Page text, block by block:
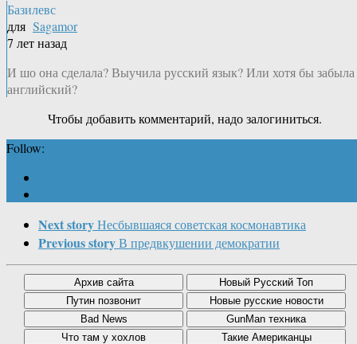
Базилевс
для Sagamor
7 лет назад
И шо она сделала? Выучила русский язык? Или хотя бы забыла
английский?
Чтобы добавить комментарий, надо залогиниться.
Follow:
Next storyНесбывшаяся советская космонавтика
Previous storyВ предвкушении демократии